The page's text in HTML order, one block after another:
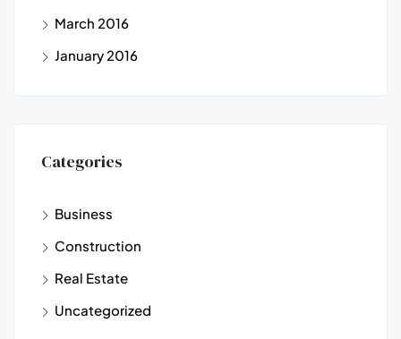
March 2016
January 2016
Categories
Business
Construction
Real Estate
Uncategorized